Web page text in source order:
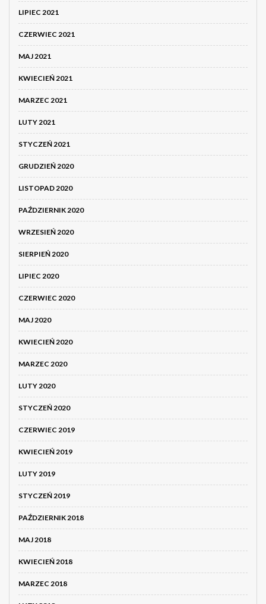
LIPIEC 2021
CZERWIEC 2021
MAJ 2021
KWIECIEŃ 2021
MARZEC 2021
LUTY 2021
STYCZEŃ 2021
GRUDZIEŃ 2020
LISTOPAD 2020
PAŹDZIERNIK 2020
WRZESIEŃ 2020
SIERPIEŃ 2020
LIPIEC 2020
CZERWIEC 2020
MAJ 2020
KWIECIEŃ 2020
MARZEC 2020
LUTY 2020
STYCZEŃ 2020
CZERWIEC 2019
KWIECIEŃ 2019
LUTY 2019
STYCZEŃ 2019
PAŹDZIERNIK 2018
MAJ 2018
KWIECIEŃ 2018
MARZEC 2018